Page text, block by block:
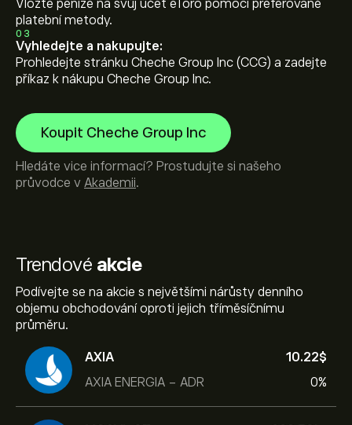
Trendové akcie
Podívejte se na akcie s největšími nárůsty denního
objemu obchodování oproti jejich tříměsíčnímu
průměru.
AXIA
AXIA ENERGIA - ADR
10.22‎$‎
0%
Vložte peníze na svůj účet eToro pomocí preferované
platební metody.
03
Vyhledejte a nakupujte:
Prohledejte stránku Cheche Group Inc (CCG) a zadejte
příkaz k nákupu Cheche Group Inc.
Koupit Cheche Group Inc
Hledáte vice informací? Prostudujte si našeho
průvodce v Akademii.